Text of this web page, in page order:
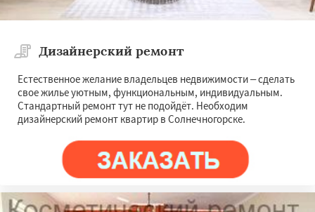
Дизайнерский ремонт
Естественное желание владельцев недвижимости – сделать
свое жилье уютным, функциональным, индивидуальным.
Стандартный ремонт тут не подойдёт. Необходим
дизайнерский ремонт квартир в Солнечногорске.